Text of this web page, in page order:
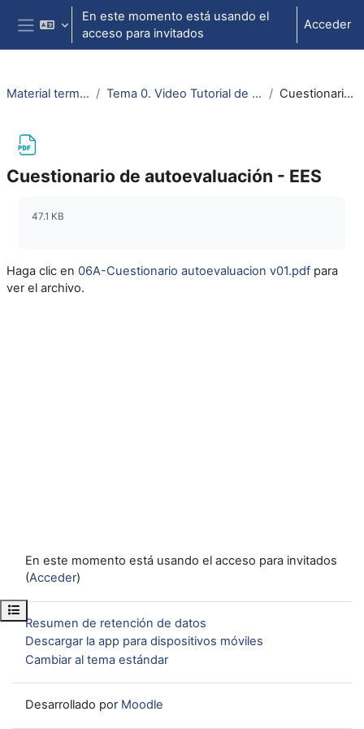
Salta al contenido principal
Panel lateral
En este momento está usando el
acceso para invitados
Acceder
Abrir índice del curso
Material termodinámica e ing. térmica Tema 0. Video Tutorial de la aplicación Engineering Equation Solver (EES) Cuestionario de autoevaluación - EES
Cuestionario de autoevaluación - EES
47.1 KB
Haga clic en 06A-Cuestionario autoevaluacion v01.pdf para
ver el archivo.
En este momento está usando el acceso para invitados
(Acceder)
Resumen de retención de datos
Descargar la app para dispositivos móviles
Cambiar al tema estándar
Desarrollado por Moodle